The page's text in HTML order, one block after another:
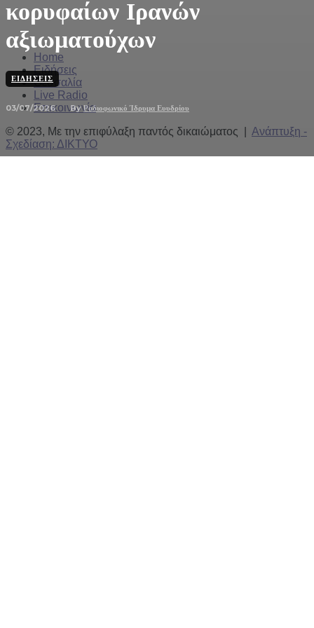
κορυφαίων Ιρανών
αξιωματούχων
ΕΙΔΉΣΕΙΣ
03/07/2026 By Ραδιοφωνικό Ίδρυμα Ευυδρίου
Home
Ειδήσεις
Θεσσαλία
Live Radio
Επικοινωνία
© 2023, Με την επιφύλαξη παντός δικαιώματος | Ανάπτυξη -
Σχεδίαση: ΔΙΚΤΥΟ